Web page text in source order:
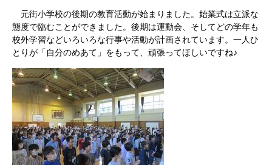
元街小学校の後期の教育活動が始まりました。始業式は立派な
態度で臨むことができました。後期は運動会、そしてどの学年も
校外学習などいろいろな行事や活動が計画されています。一人ひ
とりが「自分のめあて」をもって、頑張ってほしいですね♪